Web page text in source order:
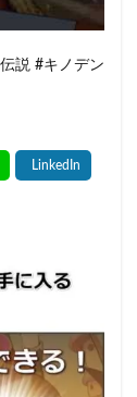
説 #キノデン